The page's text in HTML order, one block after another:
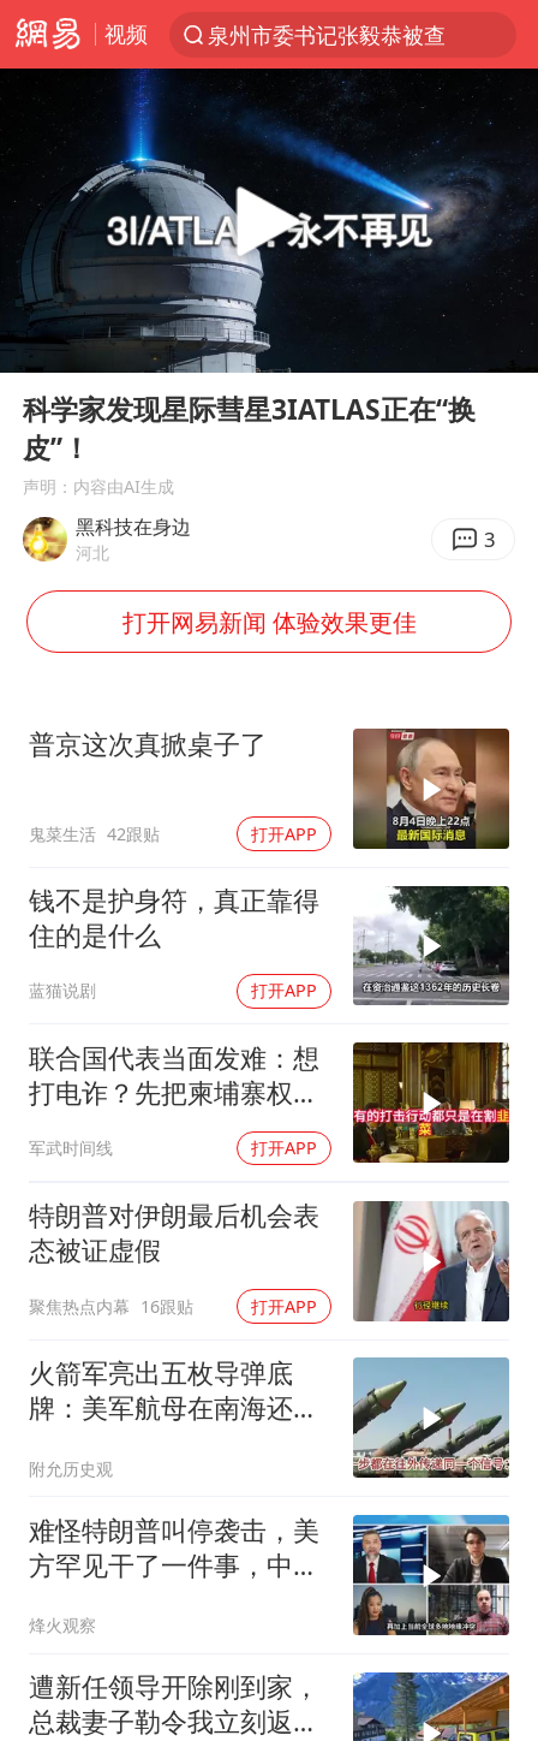
视频
泉州市委书记张毅恭被查
“电影+”如何激发千亿级消费新活力？
台风白海豚实时路径
全球首个长时储能一体化产业园量产
陈垣宇0-3张禹珍 国乒男单全军覆没
四川宜宾市高县4.9级地震致1人死亡
国防部：中国军队坚决反制任何闹海挑衅图谋
百花奖开幕式
东航：国内客票提前14天免费退改
我国外贸延续良好增长态势
“新疆阿勒泰八月能滑雪”不实
日本试射“战斧”导弹，国防部回应
夯实基础开新局
Play
00:00
科学家发现星际彗星3IATLAS正在“换
皮”！
声明：内容由AI生成
黑科技在身边
河北 3
打开网易新闻 体验效果更佳
普京这次真掀桌子了
鬼菜生活 42跟贴 打开APP
钱不是护身符，真正靠得
住的是什么
蓝猫说剧 打开APP
联合国代表当面发难：想
打电诈？先把柬埔寨权贵
军武时间线 打开APP
特朗普对伊朗最后机会表
态被证虚假
聚焦热点内幕 16跟贴 打开APP
火箭军亮出五枚导弹底
牌：美军航母在南海还有
附允历史观
难怪特朗普叫停袭击，美
方罕见干了一件事，中方
烽火观察
遭新任领导开除刚到家，
总裁妻子勒令我立刻返